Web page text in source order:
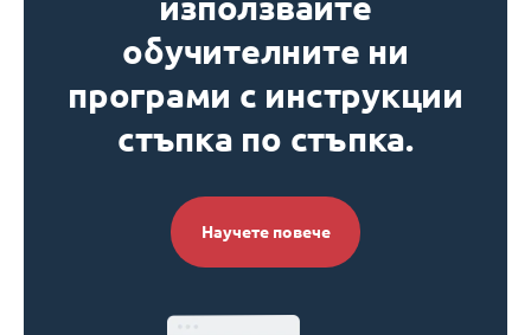
обучителните ни
програми с инструкции
стъпка по стъпка.
Научете повече